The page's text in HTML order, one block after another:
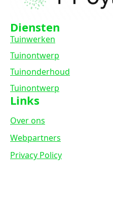
Diensten
Tuinwerken
Tuinontwerp
Tuinonderhoud
Tuinontwerp
Links
Over ons
Webpartners
Privacy Policy